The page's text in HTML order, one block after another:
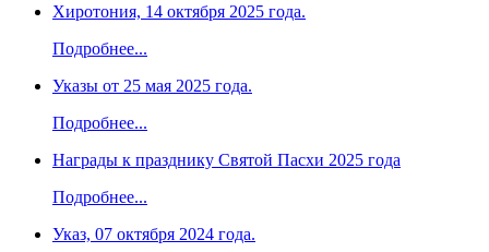
Хиротония, 14 октября 2025 года.
Подробнее...
Указы от 25 мая 2025 года.
Подробнее...
Награды к празднику Святой Пасхи 2025 года
Подробнее...
Указ, 07 октября 2024 года.